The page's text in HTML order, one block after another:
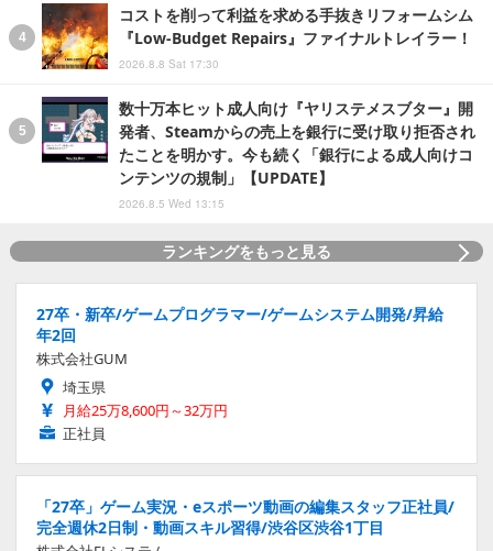
コストを削って利益を求める手抜きリフォームシム
『Low-Budget Repairs』ファイナルトレイラー！
2026.8.8 Sat 17:30
数十万本ヒット成人向け『ヤリステメスブター』開
発者、Steamからの売上を銀行に受け取り拒否され
たことを明かす。今も続く「銀行による成人向けコ
ンテンツの規制」【UPDATE】
2026.8.5 Wed 13:15
ランキングをもっと見る
27卒・新卒/ゲームプログラマー/ゲームシステム開発/昇給
年2回
株式会社GUM
埼玉県
月給25万8,600円～32万円
正社員
「27卒」ゲーム実況・eスポーツ動画の編集スタッフ正社員/
完全週休2日制・動画スキル習得/渋谷区渋谷1丁目